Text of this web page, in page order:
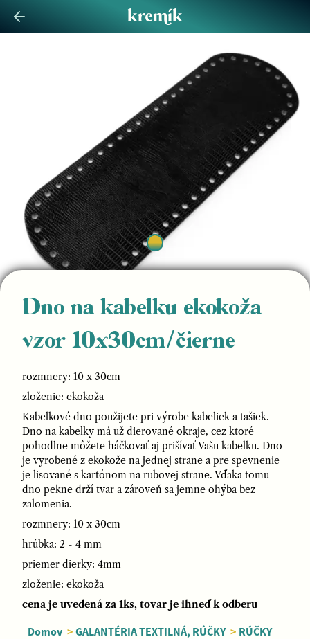
Dno na kabelku ekokoža
vzor 10x30cm/čierne
rozmnery: 10 x 30cm
zloženie: ekokoža
Kabelkové dno použijete pri výrobe kabeliek a tašiek.
Dno na kabelky má už dierované okraje, cez ktoré
pohodlne môžete háčkovať aj prišívať Vašu kabelku. Dno
je vyrobené z ekokože na jednej strane a pre spevnenie
je lisované s kartónom na rubovej strane. Vďaka tomu
dno pekne drží tvar a zároveň sa jemne ohýba bez
zalomenia.
rozmnery: 10 x 30cm
hrúbka: 2 - 4 mm
priemer dierky: 4mm
zloženie: ekokoža
cena je uvedená za 1ks, tovar je ihneď k odberu
Domov > GALANTÉRIA TEXTILNÁ, RÚČKY > RÚČKY